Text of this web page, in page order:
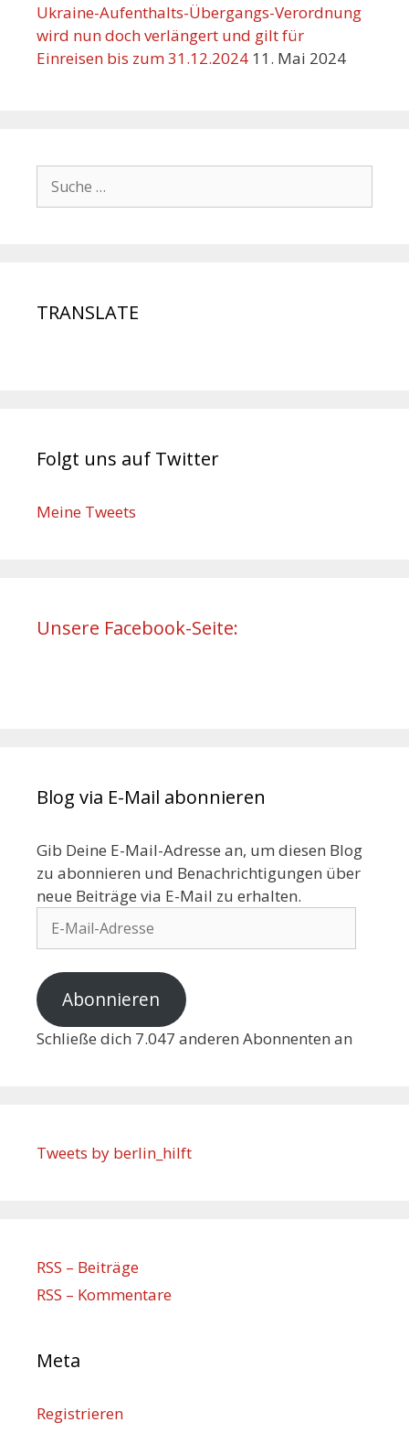
Ukraine-Aufenthalts-Übergangs-Verordnung
wird nun doch verlängert und gilt für
Einreisen bis zum 31.12.2024 11. Mai 2024
TRANSLATE
Folgt uns auf Twitter
Meine Tweets
Unsere Facebook-Seite:
Blog via E-Mail abonnieren
Gib Deine E-Mail-Adresse an, um diesen Blog
zu abonnieren und Benachrichtigungen über
neue Beiträge via E-Mail zu erhalten.
Abonnieren
Schließe dich 7.047 anderen Abonnenten an
Tweets by berlin_hilft
RSS – Beiträge
RSS – Kommentare
Meta
Registrieren